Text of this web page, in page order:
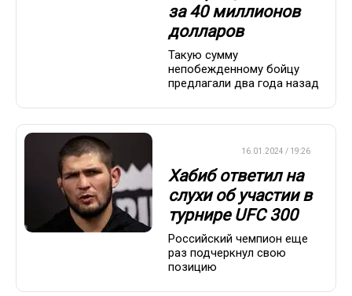
за 40 миллионов
долларов
Такую сумму
непобежденному бойцу
предлагали два года назад
16.01.2024 / 19:26
Хабиб ответил на
слухи об участии в
турнире UFC 300
Российский чемпион еще
раз подчеркнул свою
позицию